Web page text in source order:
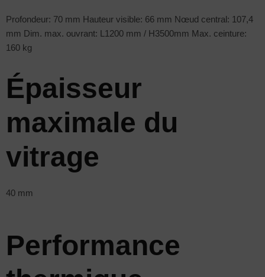
Profondeur: 70 mm Hauteur visible: 66 mm Nœud central: 107,4
mm Dim. max. ouvrant: L1200 mm / H3500mm Max. ceinture:
160 kg
Épaisseur
maximale du
vitrage
40 mm
Performance